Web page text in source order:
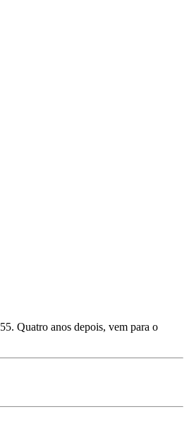
Quatro anos depois, vem para o